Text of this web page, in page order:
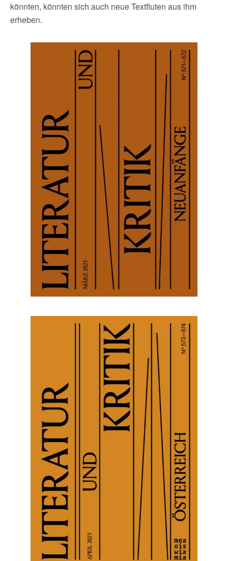
könnten, könnten sich auch neue Textfluten aus ihm
erheben.